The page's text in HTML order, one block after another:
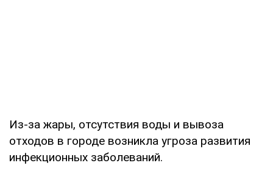
Из-за жары, отсутствия воды и вывоза
отходов в городе возникла угроза развития
инфекционных заболеваний.